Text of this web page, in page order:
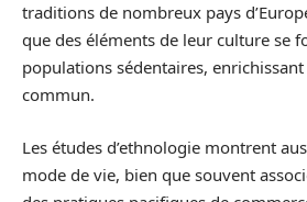
traditions de nombreux pays
que des éléments de leur culture se
populations sédentaires,
commun.
Les études d’ethnologie montrent
mode de vie, bien que souvent